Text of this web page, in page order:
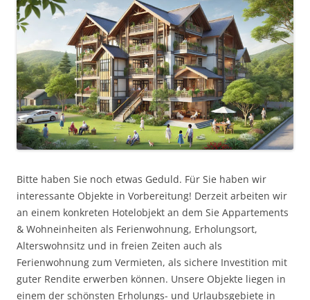
Bitte haben Sie noch etwas Geduld. Für Sie haben wir
interessante Objekte in Vorbereitung! Derzeit arbeiten wir
an einem konkreten Hotelobjekt an dem Sie Appartements
& Wohneinheiten als Ferienwohnung, Erholungsort,
Alterswohnsitz und in freien Zeiten auch als
Ferienwohnung zum Vermieten, als sichere Investition mit
guter Rendite erwerben können. Unsere Objekte liegen in
einem der schönsten Erholungs- und Urlaubsgebiete in